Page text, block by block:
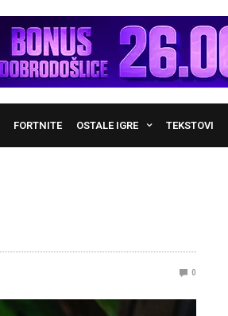
FORTNITE OSTALE IGRE TEKSTOVI
0